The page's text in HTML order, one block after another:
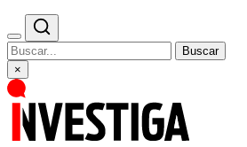
Buscar
×